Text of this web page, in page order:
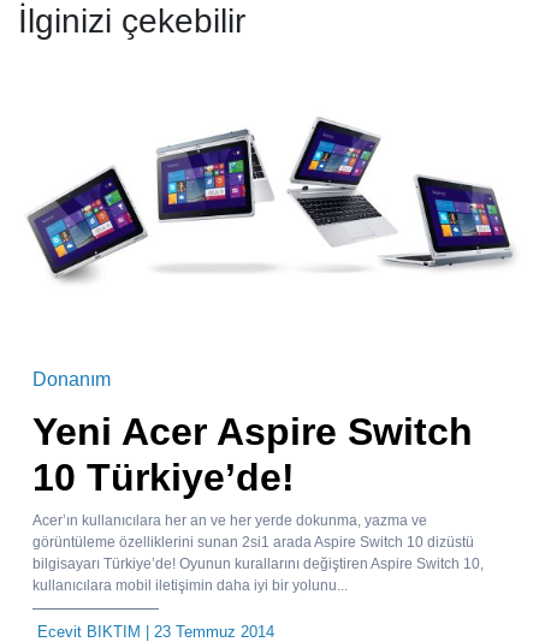
İlginizi çekebilir
Donanım
Yeni Acer Aspire Switch
10 Türkiye’de!
Acer’ın kullanıcılara her an ve her yerde dokunma, yazma ve
görüntüleme özelliklerini sunan 2si1 arada Aspire Switch 10 dizüstü
bilgisayarı Türkiye’de! Oyunun kurallarını değiştiren Aspire Switch 10,
kullanıcılara mobil iletişimin daha iyi bir yolunu...
Ecevit BIKTIM | 23 Temmuz 2014